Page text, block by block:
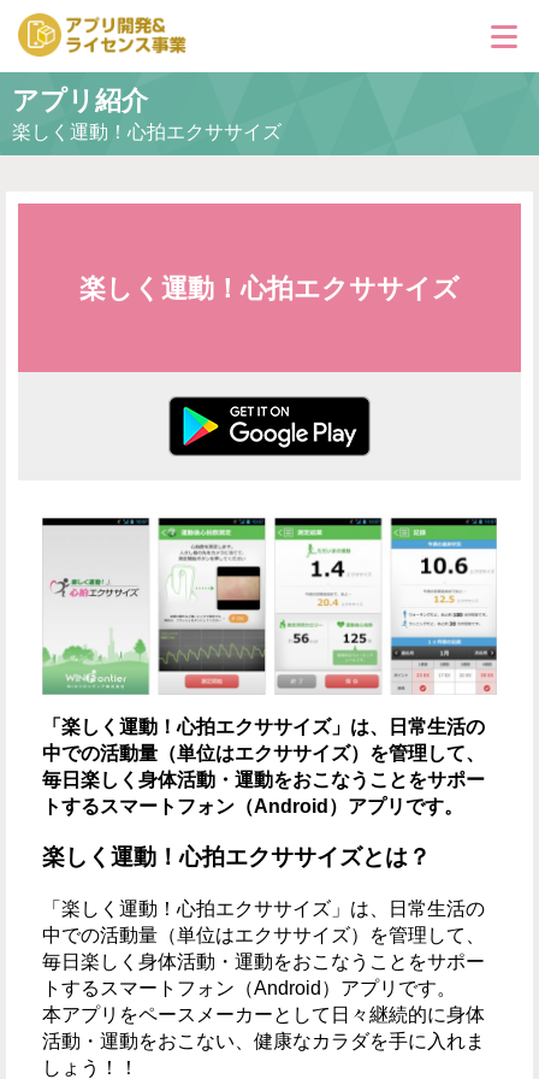
アプリ紹介
お問い合わせ
アプリ紹介
楽しく運動！心拍エクササイズ
楽しく運動！心拍エクササイズ
「楽しく運動！心拍エクササイズ」は、日常生活の
中での活動量（単位はエクササイズ）を管理して、
毎日楽しく身体活動・運動をおこなうことをサポー
トするスマートフォン（Android）アプリです。
楽しく運動！心拍エクササイズとは？
「楽しく運動！心拍エクササイズ」は、日常生活の
中での活動量（単位はエクササイズ）を管理して、
毎日楽しく身体活動・運動をおこなうことをサポー
トするスマートフォン（Android）アプリです。
本アプリをペースメーカーとして日々継続的に身体
活動・運動をおこない、健康なカラダを手に入れま
しょう！！